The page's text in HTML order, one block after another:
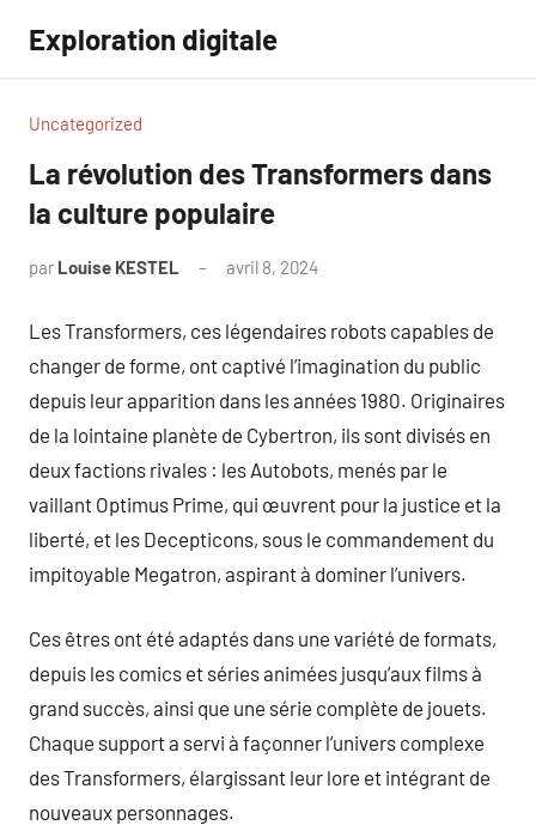
contenu
Exploration digitale
Uncategorized
La révolution des Transformers dans
la culture populaire
par Louise KESTEL avril 8, 2024
Les Transformers, ces légendaires robots capables de
changer de forme, ont captivé l’imagination du public
depuis leur apparition dans les années 1980. Originaires
de la lointaine planète de Cybertron, ils sont divisés en
deux factions rivales : les Autobots, menés par le
vaillant Optimus Prime, qui œuvrent pour la justice et la
liberté, et les Decepticons, sous le commandement du
impitoyable Megatron, aspirant à dominer l’univers.
Ces êtres ont été adaptés dans une variété de formats,
depuis les comics et séries animées jusqu’aux films à
grand succès, ainsi que une série complète de jouets.
Chaque support a servi à façonner l’univers complexe
des Transformers, élargissant leur lore et intégrant de
nouveaux personnages.